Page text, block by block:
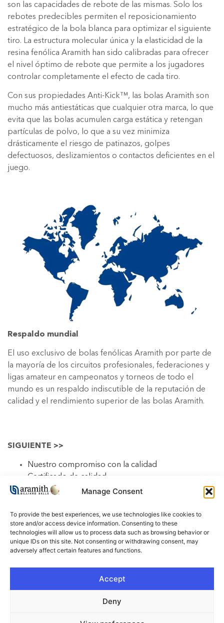
Manage Consent
To provide the best experiences, we use technologies like cookies to
store and/or access device information. Consenting to these
technologies will allow us to process data such as browsing behavior or
unique IDs on this site. Not consenting or withdrawing consent, may
adversely affect certain features and functions.
Accept
Deny
son las capacidades de rebote de las mismas. Solo los
rebotes predecibles permiten el reposicionamiento
estratégico de la bola blanca para optimizar el siguiente
tiro. La estructura molecular única y la elasticidad de la
resina fenólica Aramith han sido calibradas para ofrecer
el nivel óptimo de rebote que permite a los jugadores
controlar completamente el efecto de cada tiro.
Con sus propiedades Anti-Kick™, las bolas Aramith son
mucho más antiestáticas que cualquier otra marca, lo que
evita que las bolas acumulen carga estática y retengan
partículas de polvo, lo que a su vez minimiza
drásticamente el riesgo de patinazos, golpes
defectuosos, deslizamientos o contactos deficientes en el
juego.
Respaldo mundial
El uso exclusivo de bolas fenólicas Aramith por parte de
la mayoría de los circuitos profesionales, federaciones y
ligas amateur en campeonatos y torneos de todo el
mundo es un respaldo indiscutible de la reputación de
calidad y el rendimiento superior de las bolas Aramith.
SIGUIENTE >>
Nuestro compromiso con la calidad
Certificado de calidad
Especificaciones generales
Cuidado con las imitaciones